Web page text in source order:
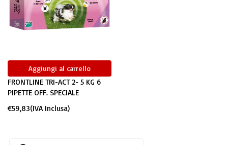
Aggiungi al carrello
FRONTLINE TRI-ACT 2- 5 KG 6
PIPETTE OFF. SPECIALE
€59,83(IVA Inclusa)